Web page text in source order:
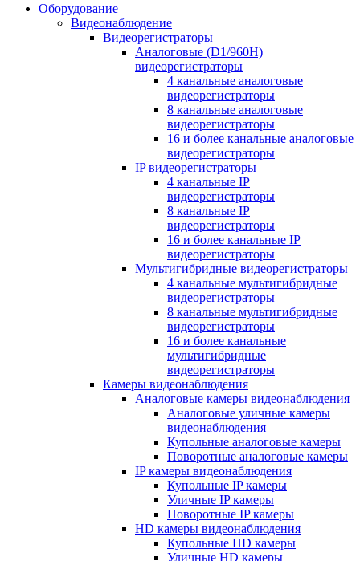
Оборудование
Видеонаблюдение
Видеорегистраторы
Аналоговые (D1/960H)
видеорегистраторы
4 канальные аналоговые
видеорегистраторы
8 канальные аналоговые
видеорегистраторы
16 и более канальные аналоговые
видеорегистраторы
IP видеорегистраторы
4 канальные IP
видеорегистраторы
8 канальные IP
видеорегистраторы
16 и более канальные IP
видеорегистраторы
Мультигибридные видеорегистраторы
4 канальные мультигибридные
видеорегистраторы
8 канальные мультигибридные
видеорегистраторы
16 и более канальные
мультигибридные
видеорегистраторы
Камеры видеонаблюдения
Аналоговые камеры видеонаблюдения
Аналоговые уличные камеры
видеонаблюдения
Купольные аналоговые камеры
Поворотные аналоговые камеры
IP камеры видеонаблюдения
Купольные IP камеры
Уличные IP камеры
Поворотные IP камеры
HD камеры видеонаблюдения
Купольные HD камеры
Уличные HD камеры